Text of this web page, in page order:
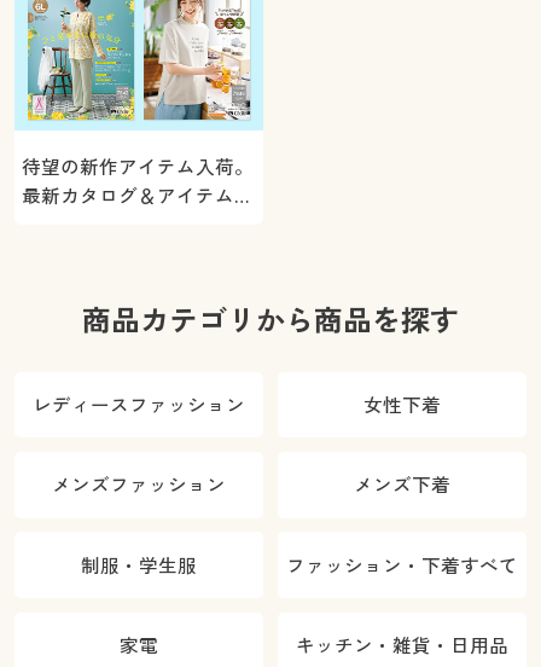
待望の新作アイテム入荷。
最新カタログ＆アイテムを
商品カテゴリから商品を探す
レディースファッション 女性下着
メンズファッション メンズ下着
制服・学生服 ファッション・下着すべて
家電 キッチン・雑貨・日用品